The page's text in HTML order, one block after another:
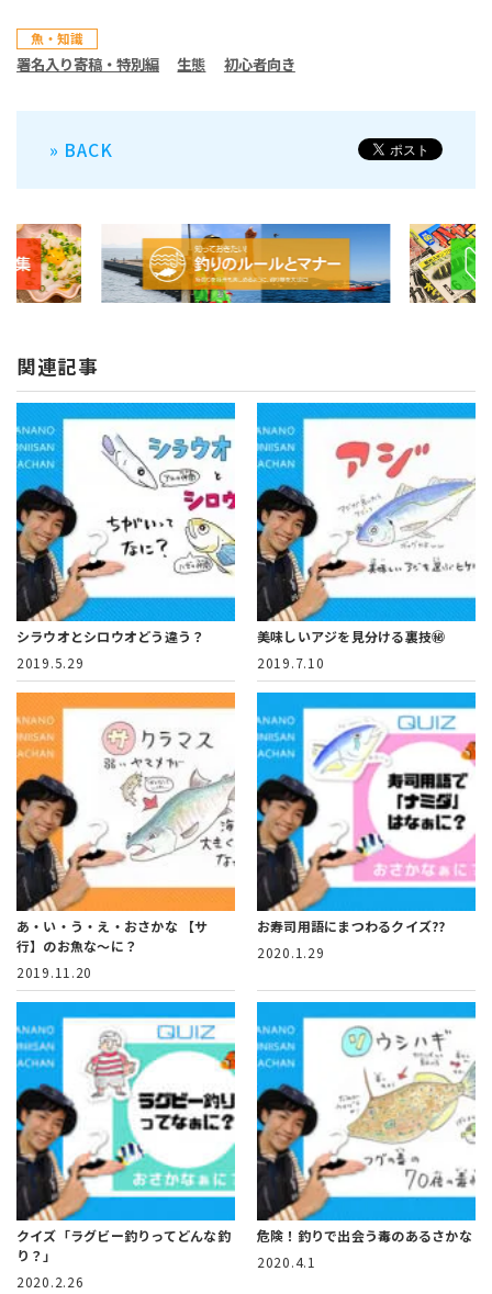
魚・知識
署名入り寄稿・特別編 生態 初心者向き
» BACK
関連記事
シラウオとシロウオどう違う？
2019.5.29
美味しいアジを見分ける裏技㊙️
2019.7.10
あ・い・う・え・おさかな
【サ
行】のお魚な～に？
2019.11.20
お寿司用語にまつわるクイズ??
2020.1.29
クイズ「ラグビー釣りってどんな釣
り？」
2020.2.26
危険！釣りで出会う毒のあるさかな
2020.4.1